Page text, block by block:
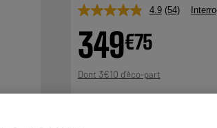
4.9 Lire
page.
(54)
349€75
Dont 3€10